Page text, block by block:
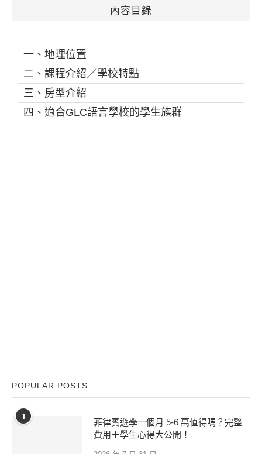
內容目錄
一、地理位置
二、課程介紹／學校特點
三、房型介紹
四、適合GLC語言學校的學生族群
POPULAR POSTS
1
菲律賓遊學一個月 5-6 萬值得嗎？完整
費用＋學生心得大公開！